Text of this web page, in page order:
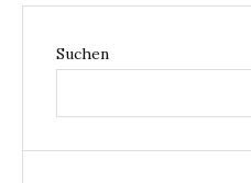
Suchen